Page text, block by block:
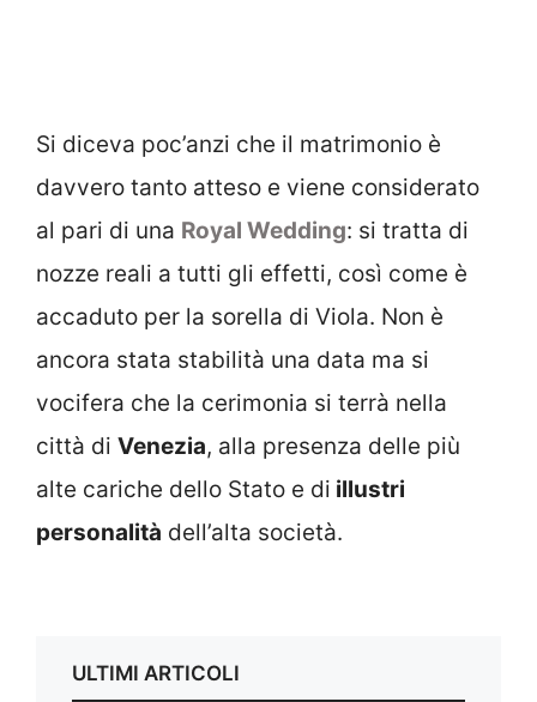
Si diceva poc’anzi che il matrimonio è
davvero tanto atteso e viene considerato
al pari di una Royal Wedding: si tratta di
nozze reali a tutti gli effetti, così come è
accaduto per la sorella di Viola. Non è
ancora stata stabilità una data ma si
vocifera che la cerimonia si terrà nella
città di Venezia, alla presenza delle più
alte cariche dello Stato e di illustri
personalità dell’alta società.
ULTIMI ARTICOLI